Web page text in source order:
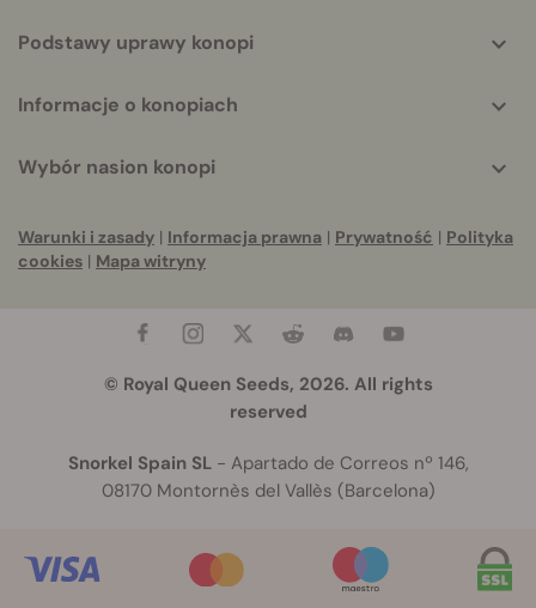
Podstawy uprawy konopi
Informacje o konopiach
Wybór nasion konopi
Warunki i zasady | Informacja prawna | Prywatność | Polityka
cookies | Mapa witryny
© Royal Queen Seeds, 2026. All rights
reserved
Snorkel Spain SL- Apartado de Correos nº 146,
08170 Montornès del Vallès (Barcelona)